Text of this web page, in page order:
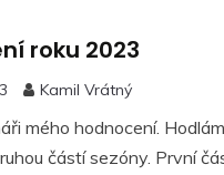
roku 2023
Kamil Vrátný
mého hodnocení.
částí sezóny. První